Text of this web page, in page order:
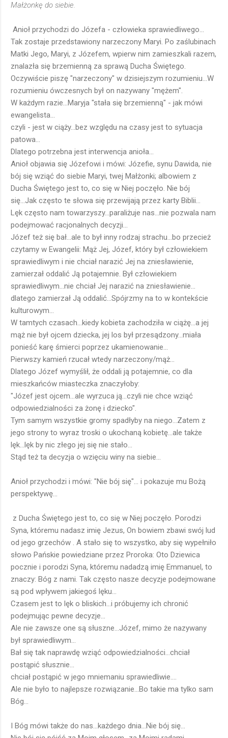
Małżonkę do siebie.
Anioł przychodzi do Józefa - człowieka sprawiedliwego...
Tak zostaje przedstawiony narzeczony Maryi. Po zaślubinach
Matki Jego, Maryi, z Józefem, wpierw nim zamieszkali razem,
znalazła się brzemienną za sprawą Ducha Świętego.
Oczywiście piszę "narzeczony" w dzisiejszym rozumieniu...W
rozumieniu ówczesnych był on nazywany "mężem".
W każdym razie...Maryja "stała się brzemienną" - jak mówi
ewangelista...
czyli - jest w ciąży...bez względu na czasy jest to sytuacja
patowa...
Dlatego potrzebna jest interwencja anioła...
Anioł objawia się Józefowi i mówi: Józefie, synu Dawida, nie
bój się wziąć do siebie Maryi, twej Małżonki; albowiem z
Ducha Świętego jest to, co się w Niej poczęło. Nie bój
się...Jak często te słowa się przewijają przez karty Biblii...
Lęk często nam towarzyszy...paraliżuje nas...nie pozwala nam
podejmować racjonalnych decyzji...
Józef też się bał...ale to był inny rodzaj strachu...bo przecież
czytamy w Ewangelii: Mąż Jej, Józef, który był człowiekiem
sprawiedliwym i nie chciał narazić Jej na zniesławienie,
zamierzał oddalić Ją potajemnie. Był człowiekiem
sprawiedliwym...nie chciał Jej narazić na zniesławienie...
dlatego zamierzał Ją oddalić...Spójrzmy na to w kontekście
kulturowym...
W tamtych czasach...kiedy kobieta zachodziła w ciążę...a jej
mąż nie był ojcem dziecka, jej los był przesądzony...miała
ponieść karę śmierci poprzez ukamienowanie...
Pierwszy kamień rzucał wtedy narzeczony/mąż...
Dlatego Józef wymyślił, że oddali ją potajemnie, co dla
mieszkańców miasteczka znaczyłoby:
"Józef jest ojcem...ale wyrzuca ją...czyli nie chce wziąć
odpowiedzialności za żonę i dziecko".
Tym samym wszystkie gromy spadłyby na niego...Zatem z
jego strony to wyraz troski o ukochaną kobietę...ale także
lęk...lęk by nic złego jej się nie stało...
Stąd też ta decyzja o wzięciu winy na siebie...
Anioł przychodzi i mówi: "Nie bój się"... i pokazuje mu Bożą
perspektywę...
z Ducha Świętego jest to, co się w Niej poczęło. Porodzi
Syna, któremu nadasz imię Jezus, On bowiem zbawi swój lud
od jego grzechów . A stało się to wszystko, aby się wypełniło
słowo Pańskie powiedziane przez Proroka: Oto Dziewica
pocznie i porodzi Syna, któremu nadadzą imię Emmanuel, to
znaczy: Bóg z nami. Tak często nasze decyzje podejmowane
są pod wpływem jakiegoś lęku...
Czasem jest to lęk o bliskich...i próbujemy ich chronić
podejmując pewne decyzje...
Ale nie zawsze one są słuszne...Józef, mimo że nazywany
był sprawiedliwym...
Bał się tak naprawdę wziąć odpowiedzialności...chciał
postąpić słusznie...
chciał postąpić w jego mniemaniu sprawiedliwie....
Ale nie było to najlepsze rozwiązanie...Bo takie ma tylko sam
Bóg...
I Bóg mówi także do nas...każdego dnia...Nie bój się...